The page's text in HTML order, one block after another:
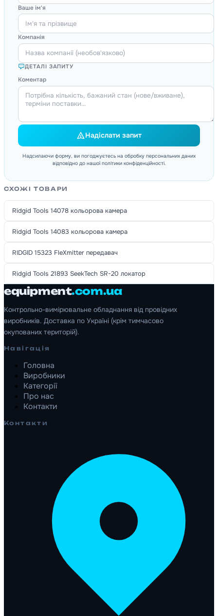
Ваше ім'я
Компанія
ДЕТАЛІ ЗАПИТУ
Коментар
Надіслати запит
Надсилаючи форму, ви погоджуєтесь на обробку персональних даних
відповідно до нашої політики конфіденційності.
СХОЖІ ТОВАРИ
Ridgid Tools 14078 кольорова камера
Ridgid Tools 14083 кольорова камера
RIDGID 15323 FleXmitter передавач
Ridgid Tools 21893 SeekTech SR-20 локатор
equipment.com.ua
Контрольно-вимірювальне обладнання від провідних
виробників. Доставка по Україні (крім тимчасово
окупованих територій).
Навігація
Головна
Виробники
Категорії
Про нас
Контакти
Контакти